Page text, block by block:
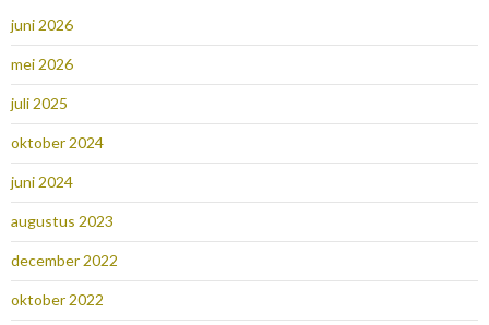
juni 2026
mei 2026
juli 2025
oktober 2024
juni 2024
augustus 2023
december 2022
oktober 2022